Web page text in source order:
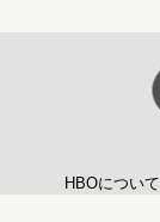
HBOについて